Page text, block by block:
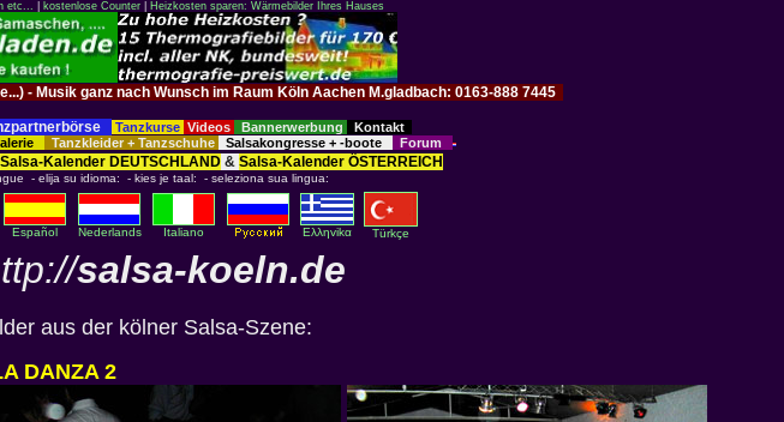
etc... kostenlose Counter| Heizkosten sparen: Wärmebilder Ihres Hauses
- Musik ganz nach Wunsch im Raum Köln Aachen M.gladbach: 0163-888 7445
Tanzkurse Videos Bannerwerbung
Kontakt
Tanzkleider + Tanzschuhe Salsakongresse + -boote Forum
Salsa-Kalender DEUTSCHLAND& Salsa-Kalender ÖSTERREICH
- elija su idioma: - kies je taal: - seleziona sua lingua:
Español Nederlands Italiano Eλληvikα Türkçe
salsa-koeln.de
aus der kölner Salsa-Szene:
DANZA 2